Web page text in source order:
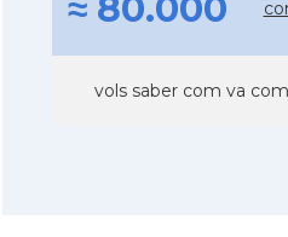
vols saber com va